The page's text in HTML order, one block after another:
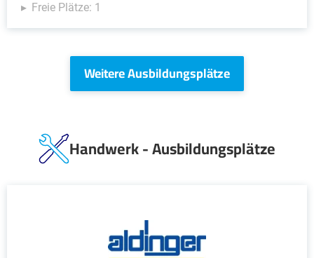
Freie Plätze: 1
Weitere Ausbildungsplätze
Handwerk - Ausbildungsplätze